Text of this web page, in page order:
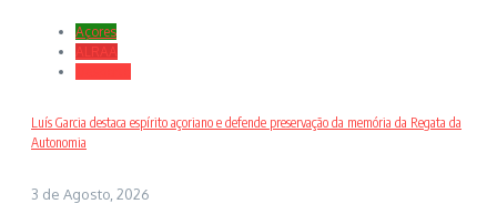
Açores
ALRAA
Luís Garcia destaca espírito açoriano e defende preservação da memória da Regata da
Autonomia
3 de Agosto, 2026